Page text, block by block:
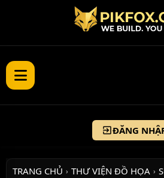
ĐĂNG
TRANG CHỦ › THƯ VIỆN ĐỒ HỌA ›